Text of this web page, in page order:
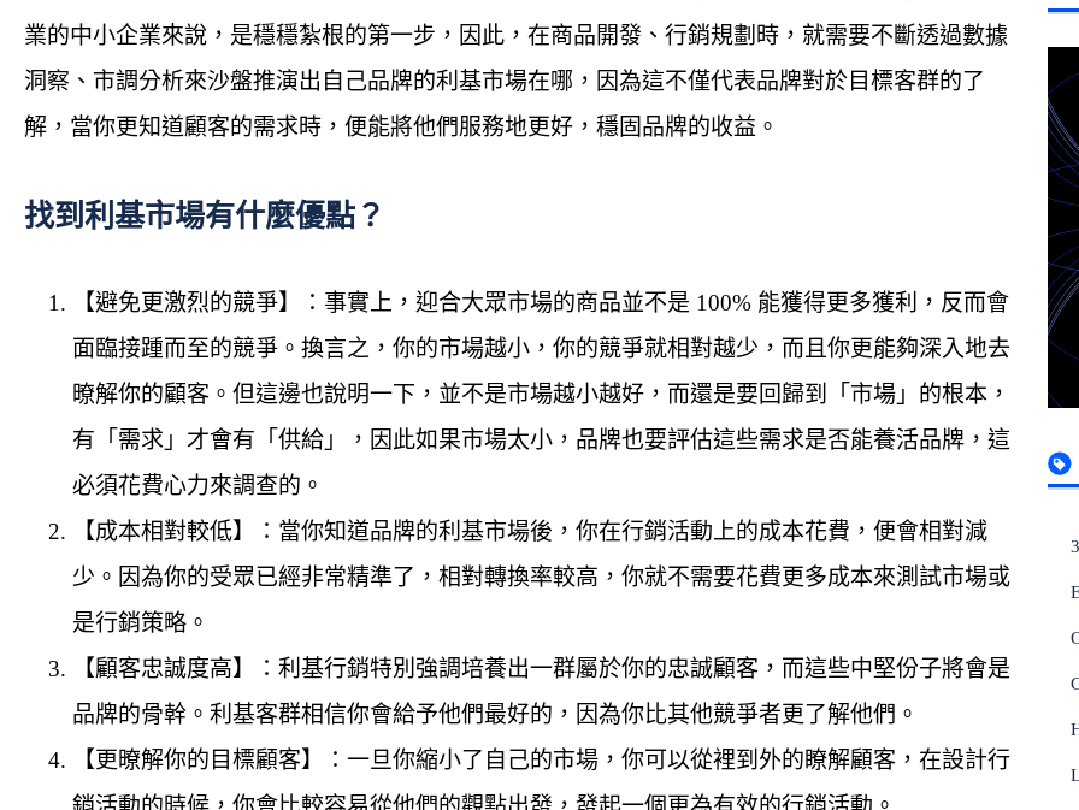
業的中小企業來說，是穩穩紮根的第一步，因此，在商品開發、行銷規劃時，就需要不斷透過數據
洞察、市調分析來沙盤推演出自己品牌的利基市場在哪，因為這不僅代表品牌對於目標客群的了
解，當你更知道顧客的需求時，便能將他們服務地更好，穩固品牌的收益。
找到利基市場有什麼優點？
【避免更激烈的競爭】：事實上，迎合大眾市場的商品並不是 100% 能獲得更多獲利，反而會
面臨接踵而至的競爭。換言之，你的市場越小，你的競爭就相對越少，而且你更能夠深入地去
暸解你的顧客。但這邊也說明一下，並不是市場越小越好，而還是要回歸到「市場」的根本，
有「需求」才會有「供給」，因此如果市場太小，品牌也要評估這些需求是否能養活品牌，這
必須花費心力來調查的。
【成本相對較低】：當你知道品牌的利基市場後，你在行銷活動上的成本花費，便會相對減
少。因為你的受眾已經非常精準了，相對轉換率較高，你就不需要花費更多成本來測試市場或
是行銷策略。
【顧客忠誠度高】：利基行銷特別強調培養出一群屬於你的忠誠顧客，而這些中堅份子將會是
品牌的骨幹。利基客群相信你會給予他們最好的，因為你比其他競爭者更了解他們。
【更暸解你的目標顧客】：一旦你縮小了自己的市場，你可以從裡到外的瞭解顧客，在設計行